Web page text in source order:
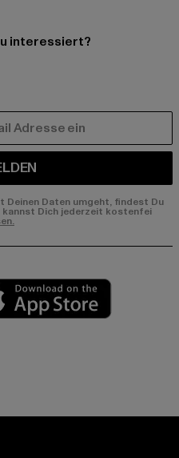
interessiert?
Deinen Daten umgeht, findest Du
kannst Dich jederzeit kostenfei